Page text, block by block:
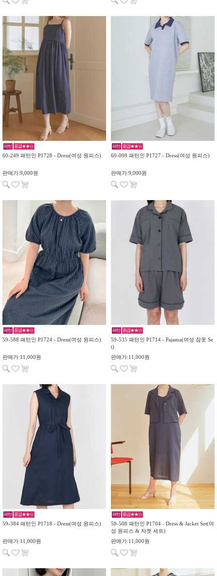
패턴 중급★★☆
60-249 패턴인 P1728 - Dress(여성 원피스)
판매가:9,000원
패턴 중급★★☆
60-098 패턴인 P1727 - Dress(여성 원피스)
판매가:9,000원
패턴 중급★★☆
59-588 패턴인 P1724 - Dress(여성 원피스)
판매가:11,000원
패턴 중급★★☆
59-535 패턴인 P1714 - Pajama(여성 잠옷 Se
t)
판매가:11,000원
패턴 중급★★☆
59-384 패턴인 P1718 - Dress(여성 원피스)
판매가:11,000원
패턴 중급★★☆
58-508 패턴인 P1704 - Dress & Jacket Set(여
성 원피스 & 자켓 세트)
판매가:11,000원